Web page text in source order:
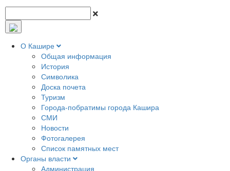
О Кашире
Общая информация
История
Символика
Доска почета
Туризм
Города-побратимы города Кашира
СМИ
Новости
Фотогалерея
Список памятных мест
Органы власти
Администрация